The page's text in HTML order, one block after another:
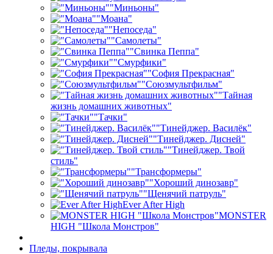
"Миньоны"
"Моана"
"Непоседа"
"Самолеты"
"Свинка Пеппа"
"Смурфики"
"София Прекрасная"
"Союзмультфильм"
"Тайная
жизнь домашних животных"
"Тачки"
"Тинейджер. Василёк"
"Тинейджер. Дисней"
"Тинейджер. Твой
стиль"
"Трансформеры"
"Хороший динозавр"
"Щенячий патруль"
Ever After High
MONSTER
HIGH "Школа Монстров"
Пледы, покрывала